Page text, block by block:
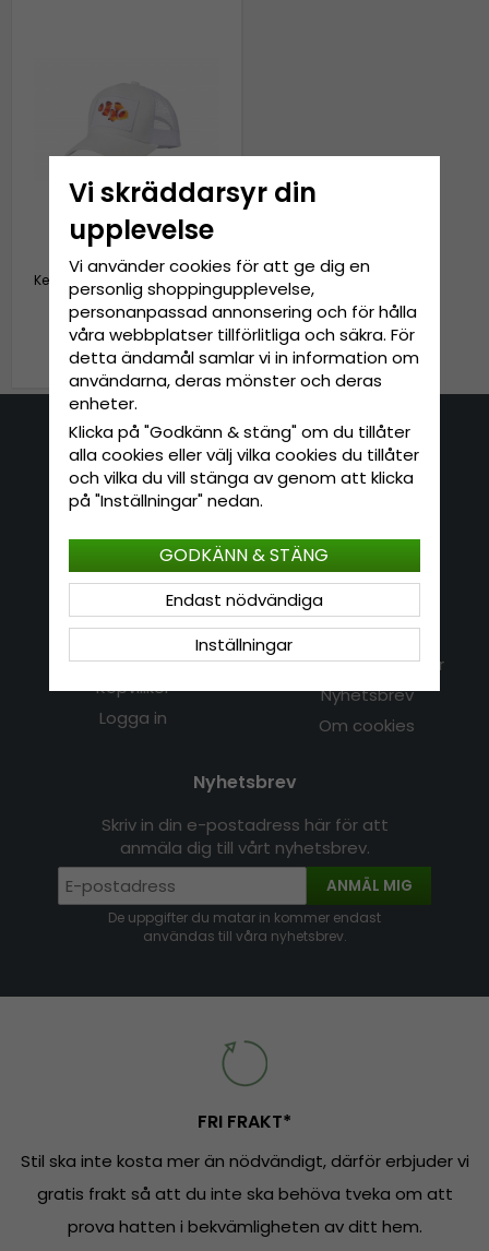
Keps - Gårda Velvet Trucker
Nemo (vit)
279 kr349 kr
Kontakta oss
E-mail: info@hatshop.se
Kundservice
Kontakt
Jag vill göra en retur
Köpvillkor
Logga in
Information
Om Hatshop.se
Populära sökningar
Nyhetsbrev
Om cookies
Nyhetsbrev
Skriv in din e-postadress här för att
anmäla dig till vårt nyhetsbrev.
ANMÄL MIG
De uppgifter du matar in kommer endast
användas till våra nyhetsbrev.
FRI FRAKT*
Stil ska inte kosta mer än nödvändigt, därför erbjuder vi
gratis frakt så att du inte ska behöva tveka om att
prova hatten i bekvämligheten av ditt hem.
Vi skräddarsyr din
upplevelse
Vi använder cookies för att ge dig en
personlig shoppingupplevelse,
personanpassad annonsering och för hålla
våra webbplatser tillförlitliga och säkra. För
detta ändamål samlar vi in information om
användarna, deras mönster och deras
enheter.
Klicka på "Godkänn & stäng" om du tillåter
alla cookies eller välj vilka cookies du tillåter
och vilka du vill stänga av genom att klicka
på "Inställningar" nedan.
Inställningar
Endast nödvändiga
GODKÄNN & STÄNG